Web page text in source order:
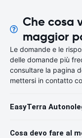
Che cosa
maggior
Le domande e le
delle domande più
consultare la pagina
mettersi in contatto
EasyTerra
Cosa devo fare al